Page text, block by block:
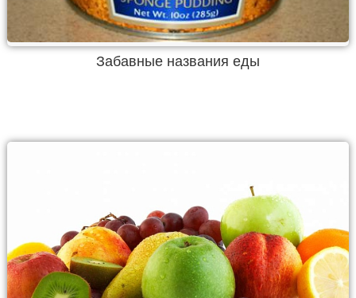
Забавные названия еды